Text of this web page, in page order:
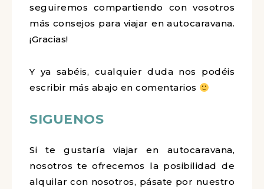
seguiremos compartiendo con vosotros
más consejos para viajar en autocaravana.
¡Gracias!
Y ya sabéis, cualquier duda nos podéis
escribir más abajo en comentarios
SIGUENOS
Si te gustaría viajar en autocaravana,
nosotros te ofrecemos la posibilidad de
alquilar con nosotros, pásate por nuestro